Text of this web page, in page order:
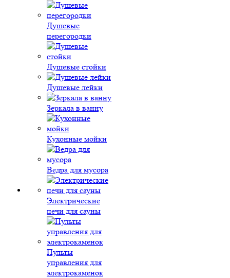
Душевые
перегородки
Душевые стойки
Душевые лейки
Зеркала в ванну
Кухонные мойки
Ведра для мусора
Электрические
печи для сауны
Пульты
управления для
электрокаменок